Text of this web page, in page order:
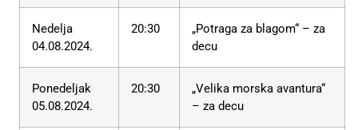
Nedelja
04.08.2024.
20:30
„Potraga za blagom“ – za
decu
Ponedeljak
05.08.2024.
20:30
„Velika morska avantura“
– za decu